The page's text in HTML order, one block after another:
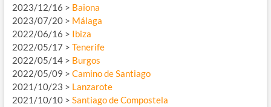
2023/12/16 > Baiona
2023/07/20 > Málaga
2022/06/16 > Ibiza
2022/05/17 > Tenerife
2022/05/14 > Burgos
2022/05/09 > Camino de Santiago
2021/10/23 > Lanzarote
2021/10/10 > Santiago de Compostela